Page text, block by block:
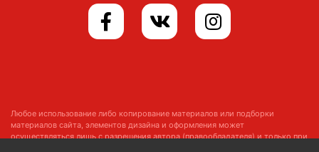
Любое использование либо копирование материалов или подборки
материалов сайта, элементов дизайна и оформления может
осуществляться лишь с разрешения автора (правообладателя) и только при